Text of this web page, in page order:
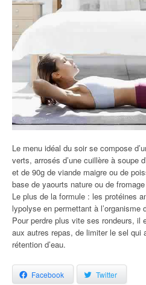
Le menu idéal du soir se compose
verts, arrosés d’une cuillère à soupe
et de 90g de viande maigre ou de
base de yaourts nature ou de
Le plus de la formule : les protéines
lypolyse en permettant à
Pour perdre plus vite ses rondeurs, il
aux autres repas, de limiter le sel qui
rétention d’eau.
Facebook Twitter